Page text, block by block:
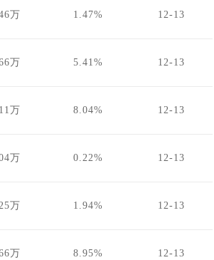
万 1.47% 12-13
万 5.41% 12-13
万 8.04% 12-13
万 0.22% 12-13
万 1.94% 12-13
万 8.95% 12-13